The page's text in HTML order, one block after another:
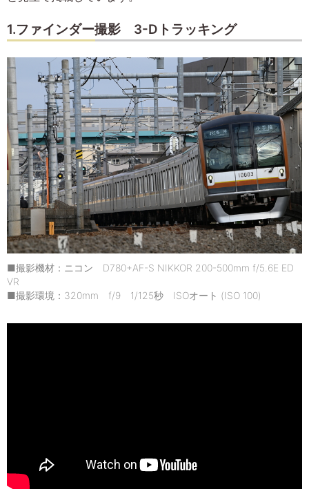
1.ファインダー撮影 3-Dトラッキング
■撮影機材：ニコン D780+AF-S NIKKOR 200-500mm f/5.6E ED
VR
■撮影環境：320mm f/9 1/125秒 ISOオート (ISO 100)